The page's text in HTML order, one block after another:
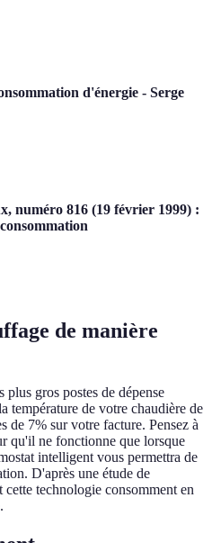
d'énergie - Serge
numéro 816 (19 février 1999) :
de manière
gros postes de dépense
température de votre chaudière de
de 7% sur votre facture. Pensez à
qu'il ne fonctionne que lorsque
intelligent vous permettra de
D'après une étude de
cette technologie consomment en
.